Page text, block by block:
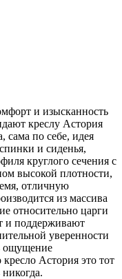
и изысканность
креслу Астория
сама по себе, идея
и сиденья,
круглого сечения с
высокой плотности,
отличную
из массива
относительно царги
и поддерживают
уверенности
ощущение
Астория это тот